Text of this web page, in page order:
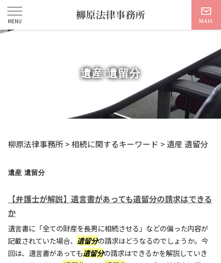
遺産 遺留分
柳原法律事務所 >相続に関するキーワード >遺産 遺留分
遺産 遺留分
【弁護士が解説】遺言書があっても遺留分の請求はできる
か
遺言書に「全ての財産を長男に相続させる」などの偏った内容が
記載されていた場合、 遺留分の請求はどうなるのでしょうか。今
回は、遺言書があっても遺留分の請求はできるかを解説していき